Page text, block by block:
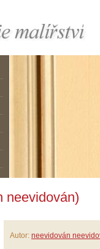
neevidován)
Autor: neevidován